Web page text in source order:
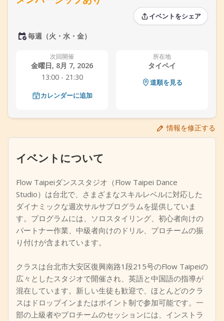
イベントを追加
イベントをシェア
毎週（火・水・金）
次回開催
金曜日, 8月 7, 2026
13:00 - 21:30
カレンダーに追加
所在地
タイペイ
道順を見る
情報を修正する
イベントについて
Flow Taipeiダンススタジオ（Flow Taipei Dance
Studio）は台北で、さまざまなスキルレベルに対応した
ダイナミックな週次サルサプログラムを提供していま
す。プログラムには、ソロスタイリング、初心者向けの
パートナー作業、中級者向けのドリル、プロチームの振
り付けが含まれています。
クラスは台北市大安区復興南路1段215号のFlow Taipeiの
広々としたスタジオで開催され、英語と中国語の指導が
混在しています。新しい生徒も歓迎で、ほとんどのクラ
スはドロップインまたはポイント制で参加可能です。一
部の上級者やプロチームのセッションには、インストラ